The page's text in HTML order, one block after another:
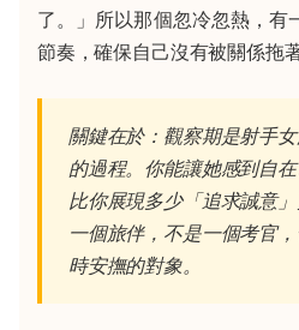
了。」所以那個忽冷忽熱，有
節奏，確保自己沒有被關係拖著
關鍵在於：觀察期是射手
的過程。你能讓她感到自
比你展現多少「追求誠意
一個旅伴，不是一個考官
時安撫的對象。